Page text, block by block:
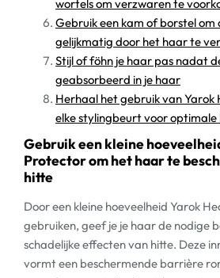
wortels om verzwaren te
Gebruik een kam of borstel
gelijkmatig door het haar te
Stijl of föhn je haar pas nadat
geabsorbeerd in je haar
Herhaal het gebruik van
elke stylingbeurt voor optimale
Gebruik een kleine
Protector om het haar te
hitte
Door een kleine hoeveelheid Yarok
gebruiken, geef je je haar de nodige
schadelijke effecten van hitte. Deze
vormt een beschermende barrière